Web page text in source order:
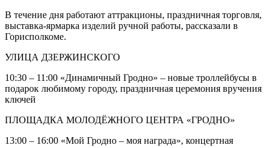
В течение дня работают аттракционы, праздничная торговля,
выставка-ярмарка изделий ручной работы, рассказали в
Горисполкоме.
УЛИЦА ДЗЕРЖИНСКОГО
10:30 – 11:00 «Динамичный Гродно» – новые троллейбусы в
подарок любимому городу, праздничная церемония вручения
ключей
ПЛОЩАДКА МОЛОДЁЖНОГО ЦЕНТРА «ГРОДНО»
13:00 – 16:00 «Мой Гродно – моя награда», концертная